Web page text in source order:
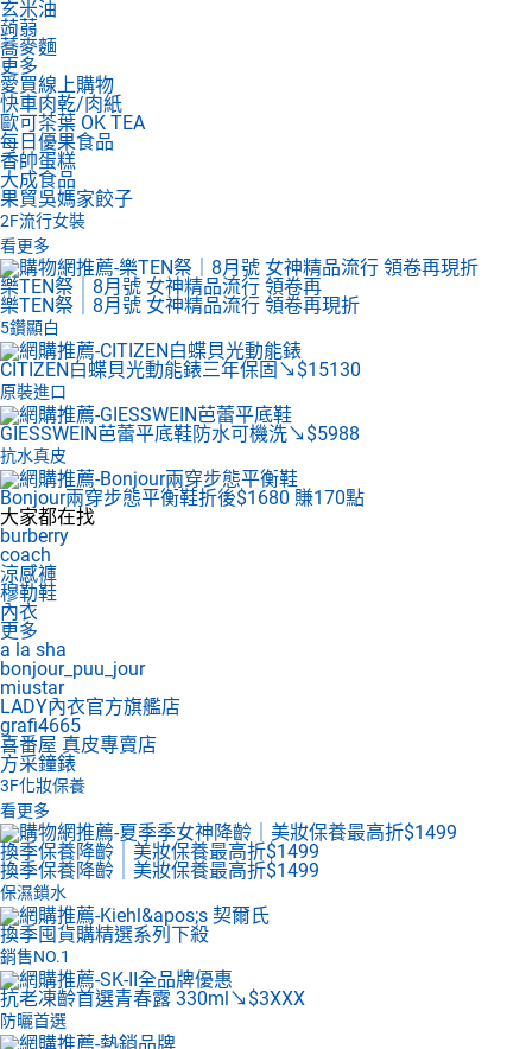
玄米油
蒟蒻
蕎麥麵
更多
愛買線上購物
快車肉乾/肉紙
歐可茶葉 OK TEA
每日優果食品
香帥蛋糕
大成食品
果貿吳媽家餃子
2F流行女裝
看更多
樂TEN祭｜8月號 女神精品流行 領卷再
樂TEN祭｜8月號 女神精品流行 領卷再現折
5鑽顯白
CITIZEN白蝶貝光動能錶三年保固↘$15130
原裝進口
GIESSWEIN芭蕾平底鞋防水可機洗↘$5988
抗水真皮
Bonjour兩穿步態平衡鞋折後$1680 賺170點
大家都在找
burberry
coach
涼感褲
穆勒鞋
內衣
更多
a la sha
bonjour_puu_jour
miustar
LADY內衣官方旗艦店
grafi4665
喜番屋 真皮專賣店
方采鐘錶
3F化妝保養
看更多
換季保養降齡｜美妝保養最高折$1499
換季保養降齡｜美妝保養最高折$1499
保濕鎖水
換季囤貨購精選系列下殺
銷售NO.1
抗老凍齡首選青春露 330ml↘$3XXX
防曬首選